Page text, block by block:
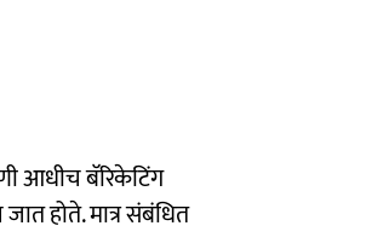
आधीच बॅरिकेटिंग
होते. मात्र संबंधित